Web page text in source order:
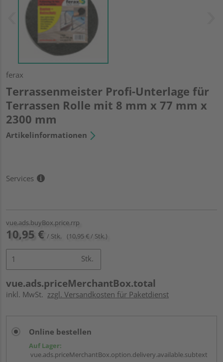
ferax
Terrassenmeister Profi-Unterlage für
Terrassen Rolle mit 8 mm x 77 mm x
2300 mm
Artikelinformationen
Services
vue.ads.buyBox.price.rrp
10,95 € / Stk. (10,95 € / Stk.)
Stk.
vue.ads.priceMerchantBox.total
inkl. MwSt. zzgl. Versandkosten für Paketdienst
Online bestellen
Auf Lager:
vue.ads.priceMerchantBox.option.delivery.available.subtext